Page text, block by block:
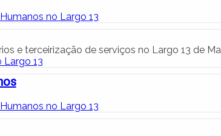
no Largo 13
e terceirização de serviços no Largo 13 de
Largo 13
no Largo 13